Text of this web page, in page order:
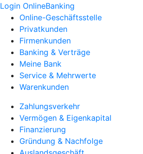
Login OnlineBanking
Online-Geschäftsstelle
Privatkunden
Firmenkunden
Banking & Verträge
Meine Bank
Service & Mehrwerte
Warenkunden
Zahlungsverkehr
Vermögen & Eigenkapital
Finanzierung
Gründung & Nachfolge